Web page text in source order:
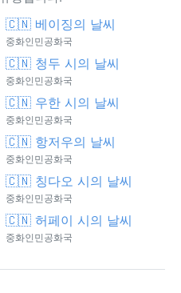
🇨🇳 베이징의 날씨
중화인민공화국
🇨🇳 청두 시의 날씨
중화인민공화국
🇨🇳 우한 시의 날씨
중화인민공화국
🇨🇳 항저우의 날씨
중화인민공화국
🇨🇳 칭다오 시의 날씨
중화인민공화국
🇨🇳 허페이 시의 날씨
중화인민공화국